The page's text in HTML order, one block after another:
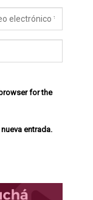
for the
entrada.